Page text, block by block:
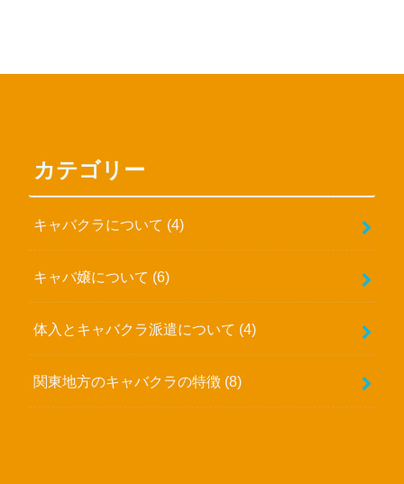
カテゴリー
キャバクラについて (4)
キャバ嬢について (6)
体入とキャバクラ派遣について (4)
関東地方のキャバクラの特徴 (8)